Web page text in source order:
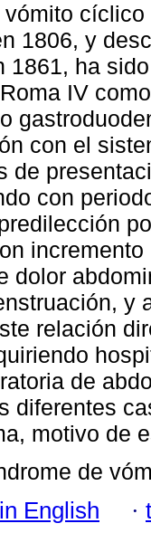
1806, y
1861, ha
IV
con el
de
con
dolor
y
relación
de
diferentes
motivo de
de
English ·